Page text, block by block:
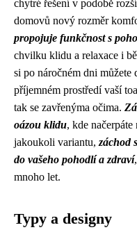
chytré řešení v podobě
domovů nový rozměr
propojuje funkčnost s
chvilku klidu a relaxace i
si po náročném dni
příjemném prostředí vaší
tak se zavřenýma očima.
oázou klidu, kde
jakoukoli variantu, záchod
do vašeho pohodlí a zdraví
mnoho let.
Typy a designy